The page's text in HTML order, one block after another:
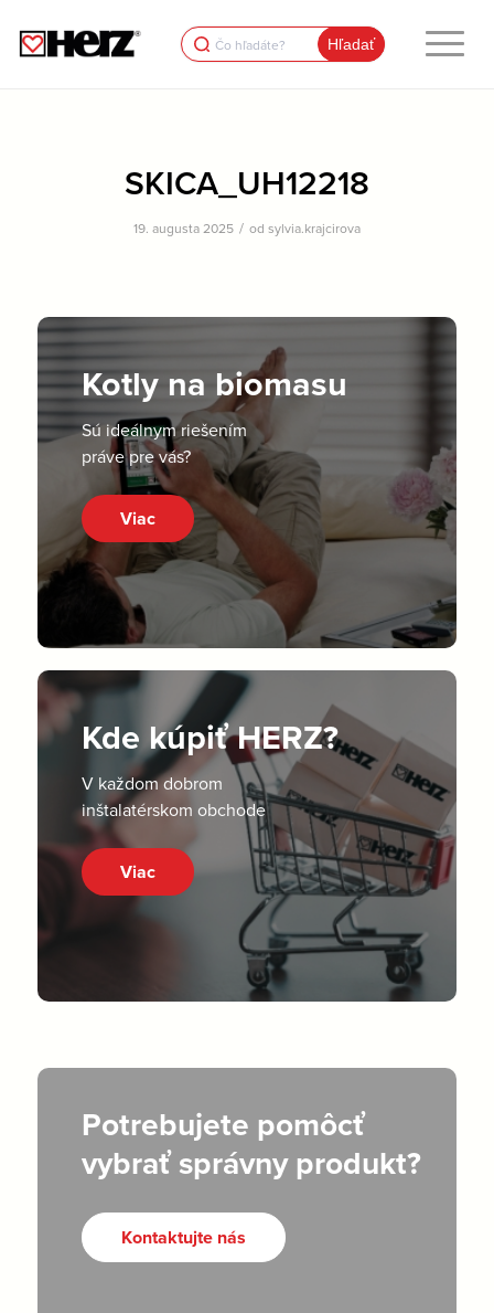
Search
for:
SKICA_UH12218
19. augusta 2025 / od sylvia.krajcirova
Kotly na biomasu
Sú ideálnym riešením
práve pre vás?
Viac
Kde kúpiť HERZ?
V každom dobrom
inštalatérskom obchode
Viac
Potrebujete pomôcť
vybrať správny produkt?
Kontaktujte nás